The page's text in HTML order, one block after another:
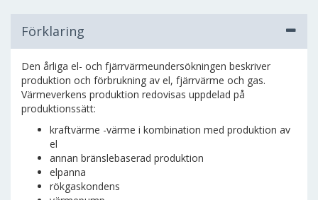
Förklaring
Den årliga el- och fjärrvärmeundersökningen beskriver
produktion och förbrukning av el, fjärrvärme och gas.
Värmeverkens produktion redovisas uppdelad på
produktionssätt:
kraftvärme -värme i kombination med produktion av
el
annan bränslebaserad produktion
elpanna
rökgaskondens